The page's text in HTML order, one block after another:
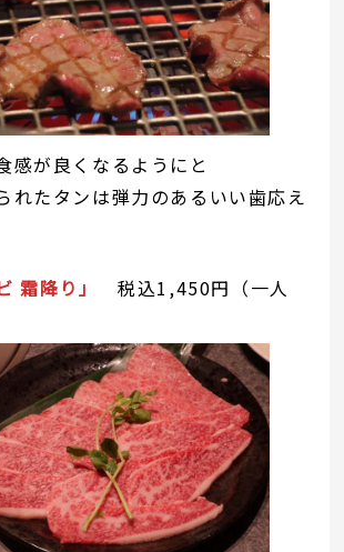
感が良くなるようにと
れたタンは弾力のあるいい歯応え
霜降り」
税込1,450円（一人